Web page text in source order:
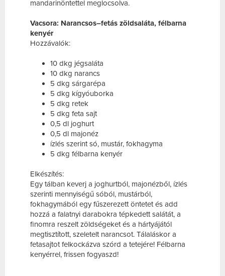
mandarinöntettel meglocsolva.
Vacsora: Narancsos–fetás zöldsaláta, félbarna
kenyér
Hozzávalók:
10 dkg jégsaláta
10 dkg narancs
5 dkg sárgarépa
5 dkg kígyóuborka
5 dkg retek
5 dkg feta sajt
0,5 dl joghurt
0,5 dl majonéz
ízlés szerint só, mustár, fokhagyma
5 dkg félbarna kenyér
Elkészítés:
Egy tálban keverj a joghurtból, majonézből, ízlés
szerinti mennyiségű sóból, mustárból,
fokhagymából egy fűszerezett öntetet és add
hozzá a falatnyi darabokra tépkedett salátát, a
finomra reszelt zöldségeket és a hártyájától
megtisztított, szeletelt narancsot. Tálaláskor a
fetasajtot felkockázva szórd a tetejére! Félbarna
kenyérrel, frissen fogyaszd!